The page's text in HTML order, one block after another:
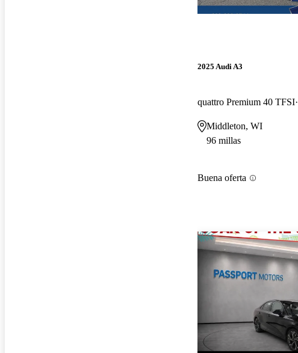
2025 Audi A3
quattro Premium 40 TFSI
Middleton, WI
96 millas
Buena oferta